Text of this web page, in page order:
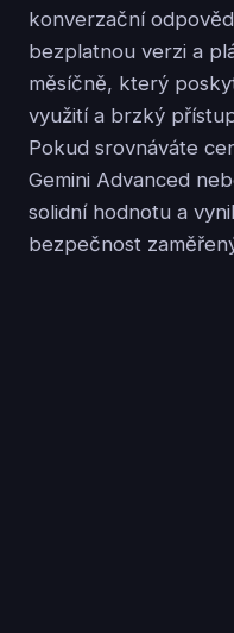
konverzační
bezplatnou verzi a
měsíčně, který
využití a brzký
Pokud srovnáváte
Gemini Advanced
solidní hodnotu a
bezpečnost